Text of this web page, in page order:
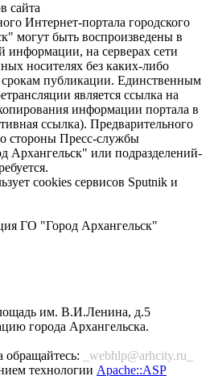
сайта
Интернет-портала городского
могут быть воспроизведены в
информации, на серверах сети
носителях без каких-либо
публикации. Единственным
является ссылка на
информации портала в
ссылка). Предварительного
стороны Пресс-службы
или подразделений-
cookies сервисов Sputnik и
ГО "Город Архангельск"
им. В.И.Ленина, д.5
города Архангельска.
обращайтесь:
_webhlp@arhcity.ru_
технологии Apache::ASP